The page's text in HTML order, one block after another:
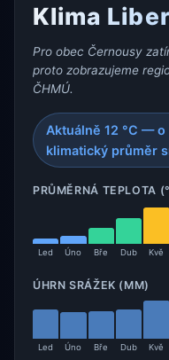
Klima
Pro obec Černousy
proto zobrazujeme
ČHMÚ.
Aktuálně 12 °C —
klimatický průměr
PRŮMĚRNÁ TEPLOTA
Led Úno Bře Dub Kvě
ÚHRN SRÁŽEK (MM)
Led Úno Bře Dub Kvě